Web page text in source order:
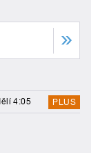
4:05 PLUS